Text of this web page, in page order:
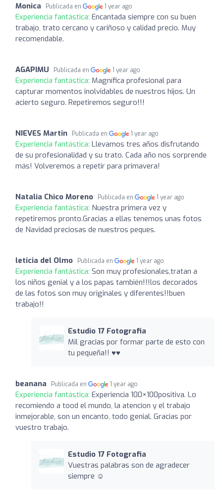
Monica Publicada en 1 year ago
Experiencia fantástica: Encantada siempre con su buen
trabajo, trato cercano y cariñoso y calidad precio. Muy
recomendable.
AGAPIMU Publicada en 1 year ago
Experiencia fantástica: Magnífica profesional para
capturar momentos inolvidables de nuestros hijos. Un
acierto seguro. Repetiremos seguro!!!
NIEVES Martin Publicada en 1 year ago
Experiencia fantástica: Llevamos tres años disfrutando
de su profesionalidad y su trato. Cada año nos sorprende
más! Volveremos a repetir para primavera!
Natalia Chico Moreno Publicada en 1 year ago
Experiencia fantástica: Nuestra primera vez y
repetiremos pronto.Gracias a ellas tenemos unas fotos
de Navidad preciosas de nuestros peques.
leticia del Olmo Publicada en 1 year ago
Experiencia fantástica: Son muy profesionales,tratan a
los niños genial y a los papas también!!!los decorados
de las fotos son muy originales y diferentes!!buen
trabajo!!
Estudio 17 Fotografia
Mil gracias por formar parte de esto con
tu pequeña!! ♥️♥️
beanana Publicada en 1 year ago
Experiencia fantástica: Experiencia 100×100positiva. Lo
recomiendo a tood el mundo, la atencion y el trabajo
inmejorable, son un encanto, todo genial. Gracias por
vuestro trabajo.
Estudio 17 Fotografia
Vuestras palabras son de agradecer
siempre ☺️